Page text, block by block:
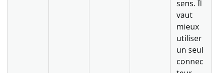
sens. Il
vaut
mieux
utiliser
un seul
connec